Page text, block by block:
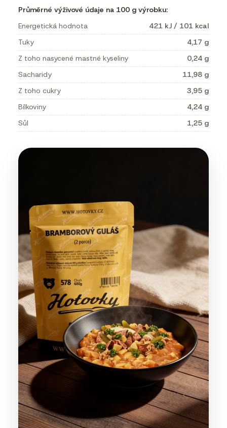
Průměrné výživové údaje na 100 g výrobku:
Energetická hodnota
421 kJ / 101 kcal
Tuky
4,17 g
Z toho nasycené mastné kyseliny
0,24 g
Sacharidy
11,98 g
Z toho cukry
3,95 g
Bílkoviny
4,24 g
Sůl
1,25 g